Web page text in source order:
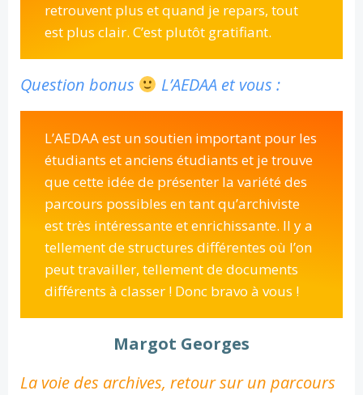
retrouvent plus et quand je repars, tout
est plus clair. C’est plutôt gratifiant.
Question bonus L’AEDAA et vous :
L’AEDAA est un soutien important pour les
étudiants et anciens étudiants et je trouve
que cette idée de présenter la variété des
parcours possibles en tant qu’archiviste
est très intéressante et enrichissante. Il y a
tellement de structures différentes où l’on
peut travailler, tellement de documents
différents à classer ! Donc bravo à vous !
Margot Georges
La voie des archives, retour sur un parcours